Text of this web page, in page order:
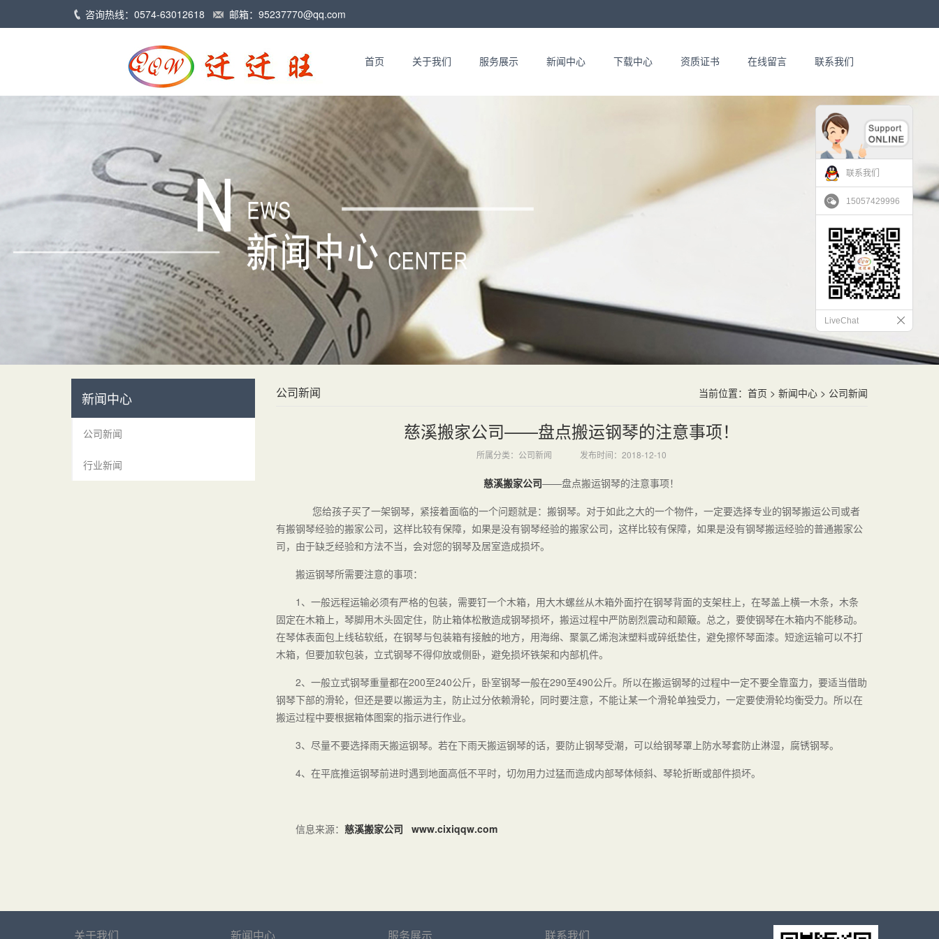
咨询热线：0574-63012618 邮箱： 95237770@qq.com
首页 关于我们 服务展示 新闻中心 下载中心 资质证书 在线留言 联系我们
新闻中心
公司新闻
行业新闻
公司新闻 当前位置： 首页 > 新闻中心 > 公司新闻
慈溪搬家公司——盘点搬运钢琴的注意事项！
所属分类：公司新闻 发布时间：2018-12-10
慈溪搬家公司——盘点搬运钢琴的注意事项！
您给孩子买了一架钢琴，紧接着面临的一个问题就是：搬钢琴。对于如此之大的一个物件，一定要选择专业的钢琴搬运公司或者
有搬钢琴经验的搬家公司，这样比较有保障，如果是没有钢琴经验的搬家公司，这样比较有保障，如果是没有钢琴搬运经验的普通搬家公
司，由于缺乏经验和方法不当，会对您的钢琴及居室造成损坏。
搬运钢琴所需要注意的事项：
1、一般远程运输必须有严格的包装，需要钉一个木箱，用大木螺丝从木箱外面拧在钢琴背面的支架柱上，在琴盖上横一木条，木条
固定在木箱上，琴脚用木头固定住，防止箱体松散造成钢琴损坏，搬运过程中严防剧烈震动和颠簸。总之，要使钢琴在木箱内不能移动。
在琴体表面包上线毡软纸，在钢琴与包装箱有接触的地方，用海绵、聚氯乙烯泡沫塑料或碎纸垫住，避免擦怀琴面漆。短途运输可以不打
木箱，但要加软包装，立式钢琴不得仰放或侧卧，避免损坏铁架和内部机件。
2、一般立式钢琴重量都在200至240公斤，卧室钢琴一般在290至490公斤。所以在搬运钢琴的过程中一定不要全靠蛮力，要适当借助
钢琴下部的滑轮，但还是要以搬运为主，防止过分依赖滑轮，同时要注意，不能让某一个滑轮单独受力，一定要使滑轮均衡受力。所以在
搬运过程中要根据箱体图案的指示进行作业。
3、尽量不要选择雨天搬运钢琴。若在下雨天搬运钢琴的话，要防止钢琴受潮，可以给钢琴罩上防水琴套防止淋湿，腐锈钢琴。
4、在平底推运钢琴前进时遇到地面高低不平时，切勿用力过猛而造成内部琴体倾斜、琴轮折断或部件损坏。
信息来源： 慈溪搬家公司 www.cixiqqw.com
联系我们
15057429996
LiveChat
关于我们 新闻中心 服务展示 联系我们